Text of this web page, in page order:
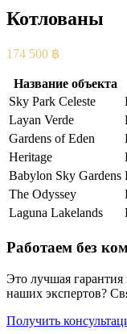
Котлованы
174 500 ฿
Название объекта
Sky Park Celeste
Layan Verde
Gardens of Eden
Heritage
Babylon Sky Gardens
The Odyssey
Laguna Lakelands
Работаем без
Это лучшая
наших экспертов?
Получить